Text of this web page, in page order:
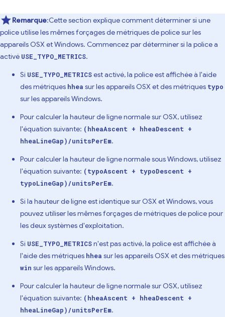
Remarque:Cette section explique comment déterminer si une
police utilise les mêmes forçages de métriques de police sur les
appareils OSX et Windows. Commencez par déterminer si la police a
activé USE_TYPO_METRICS.
Si USE_TYPO_METRICSest activé, la police est affichée à l'aide
des métriques hhea sur les appareils OSX et des métriques typo
sur les appareils Windows.
Pour calculer la hauteur de ligne normale sur OSX, utilisez
l'équation suivante: (hheaAscent + hheaDescent +
hheaLineGap)/unitsPerEm.
Pour calculer la hauteur de ligne normale sous Windows, utilisez
l'équation suivante: (typoAscent + typoDescent +
typoLineGap)/unitsPerEm.
Si la hauteur de ligne est identique sur OSX et Windows, vous
pouvez utiliser les mêmes forçages de métriques de police pour
les deux systèmes d'exploitation.
Si USE_TYPO_METRICSn'est pas activé, la police est affichée à
l'aide des métriques hhea sur les appareils OSX et des métriques
win sur les appareils Windows.
Pour calculer la hauteur de ligne normale sur OSX, utilisez
l'équation suivante: (hheaAscent + hheaDescent +
hheaLineGap)/unitsPerEm.